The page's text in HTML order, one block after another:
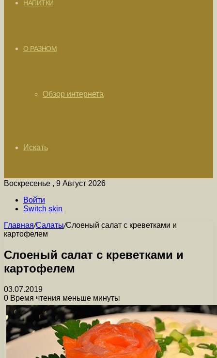
НАПИТКИ
О РАЗНОМ
Обзор интернета
Искать
Воскресенье , 9 Август 2026
Войти
Switch skin
Главная/Салаты/Слоеный салат с креветками и
картофелем
Слоеный салат с креветками и
картофелем
03.07.2019
0 Время чтения меньше минуты